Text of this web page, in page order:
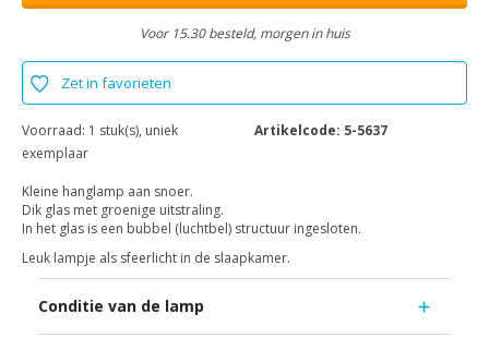
Voor 15.30 besteld, morgen in huis
Zet in favorieten
Voorraad: 1 stuk(s), uniek
exemplaar
Artikelcode: 5-5637
Kleine hanglamp aan snoer.
Dik glas met groenige uitstraling.
In het glas is een bubbel (luchtbel) structuur ingesloten.
Leuk lampje als sfeerlicht in de slaapkamer.
Conditie van de lamp